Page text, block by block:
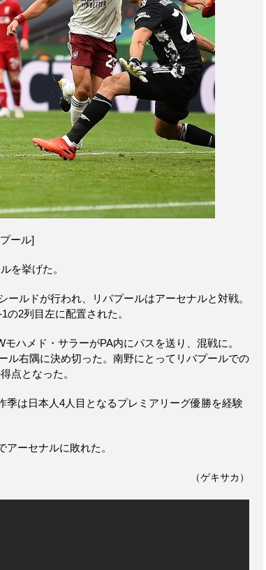
ール]
を挙げた。
ルドが行われ、リバプールはアーセナルと対戦。
2列目左に配置された。
ハメド・サラーがPA内にパスを送り、混戦に。
ル右隅に決め切った。南野にとってリバプールでの
点となった。
は日本人4人目となるプレミアリーグ優勝を経験
ーセナルに敗れた。
（ゲキサカ）